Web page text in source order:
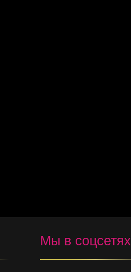
Мы в соцсетях